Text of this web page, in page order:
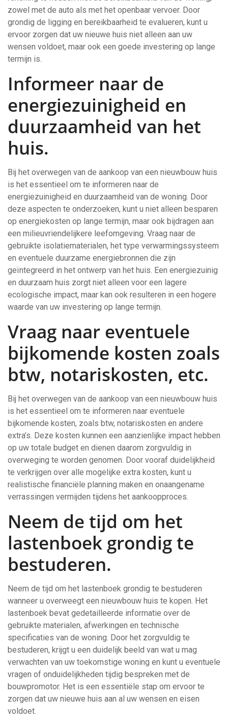
zowel met de auto als met het openbaar vervoer. Door
grondig de ligging en bereikbaarheid te evalueren, kunt u
ervoor zorgen dat uw nieuwe huis niet alleen aan uw
wensen voldoet, maar ook een goede investering op lange
termijn is.
Informeer naar de
energiezuinigheid en
duurzaamheid van het
huis.
Bij het overwegen van de aankoop van een nieuwbouw huis
is het essentieel om te informeren naar de
energiezuinigheid en duurzaamheid van de woning. Door
deze aspecten te onderzoeken, kunt u niet alleen besparen
op energiekosten op lange termijn, maar ook bijdragen aan
een milieuvriendelijkere leefomgeving. Vraag naar de
gebruikte isolatiematerialen, het type verwarmingssysteem
en eventuele duurzame energiebronnen die zijn
geïntegreerd in het ontwerp van het huis. Een energiezuinig
en duurzaam huis zorgt niet alleen voor een lagere
ecologische impact, maar kan ook resulteren in een hogere
waarde van uw investering op lange termijn.
Vraag naar eventuele
bijkomende kosten zoals
btw, notariskosten, etc.
Bij het overwegen van de aankoop van een nieuwbouw huis
is het essentieel om te informeren naar eventuele
bijkomende kosten, zoals btw, notariskosten en andere
extra’s. Deze kosten kunnen een aanzienlijke impact hebben
op uw totale budget en dienen daarom zorgvuldig in
overweging te worden genomen. Door vooraf duidelijkheid
te verkrijgen over alle mogelijke extra kosten, kunt u
realistische financiële planning maken en onaangename
verrassingen vermijden tijdens het aankoopproces.
Neem de tijd om het
lastenboek grondig te
bestuderen.
Neem de tijd om het lastenboek grondig te bestuderen
wanneer u overweegt een nieuwbouw huis te kopen. Het
lastenboek bevat gedetailleerde informatie over de
gebruikte materialen, afwerkingen en technische
specificaties van de woning. Door het zorgvuldig te
bestuderen, krijgt u een duidelijk beeld van wat u mag
verwachten van uw toekomstige woning en kunt u eventuele
vragen of onduidelijkheden tijdig bespreken met de
bouwpromotor. Het is een essentiële stap om ervoor te
zorgen dat uw nieuwe huis aan al uw wensen en eisen
voldoet.